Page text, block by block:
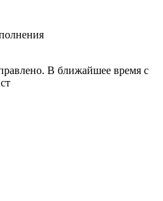
В ближайшее время с